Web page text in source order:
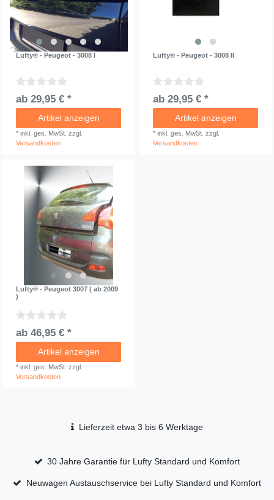
Lufty® - Peugeot - 3008 I
ab 29,95 € *
Artikel anzeigen
* inkl. ges. MwSt. zzgl.
Versandkosten
Lufty® - Peugeot - 3008 II
ab 29,95 € *
Artikel anzeigen
* inkl. ges. MwSt. zzgl.
Versandkosten
Lufty® - Peugeot 3007 ( ab 2009
)
ab 46,95 € *
Artikel anzeigen
* inkl. ges. MwSt. zzgl.
Versandkosten
Lieferzeit etwa 3 bis 6 Werktage
30 Jahre Garantie für Lufty Standard und Komfort
Neuwagen Austauschservice bei Lufty Standard und Komfort